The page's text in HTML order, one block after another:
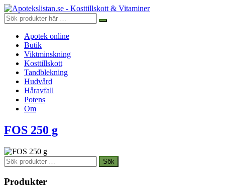
Apotek online
Butik
Viktminskning
Kosttillskott
Tandblekning
Hudvård
Håravfall
Potens
Om
FOS 250 g
Sök
efter:
Sök
Produkter